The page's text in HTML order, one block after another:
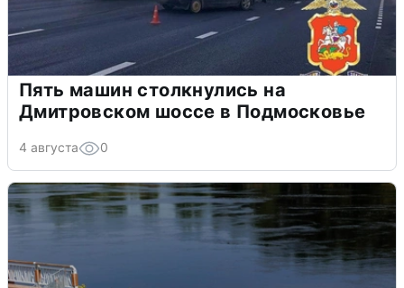
Пять машин столкнулись на
Дмитровском шоссе в Подмосковье
4 августа 0